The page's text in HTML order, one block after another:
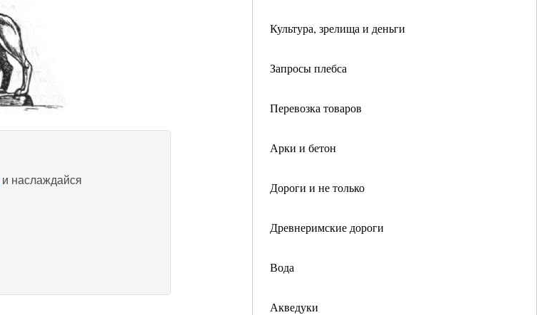
Культура, зрелища и деньги
Запросы плебса
Перевозка товаров
Арки и бетон
Дороги и не только
Древнеримские дороги
Вода
Акведуки
и наслаждайся